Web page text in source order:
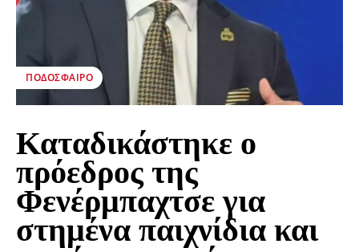
ΠΟΔΌΣΦΑΙΡΟ
Καταδικάστηκε ο
πρόεδρος της
Φενέρμπαχτσε για
στημένα παιχνίδια και